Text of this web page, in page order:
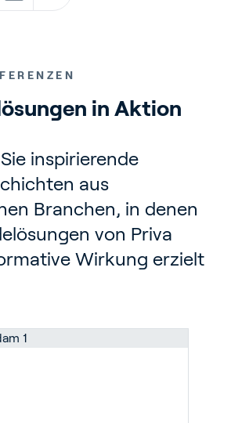
Anmelden
in Aktion
inspirierende
aus
Branchen, in denen
von Priva
Wirkung erzielt